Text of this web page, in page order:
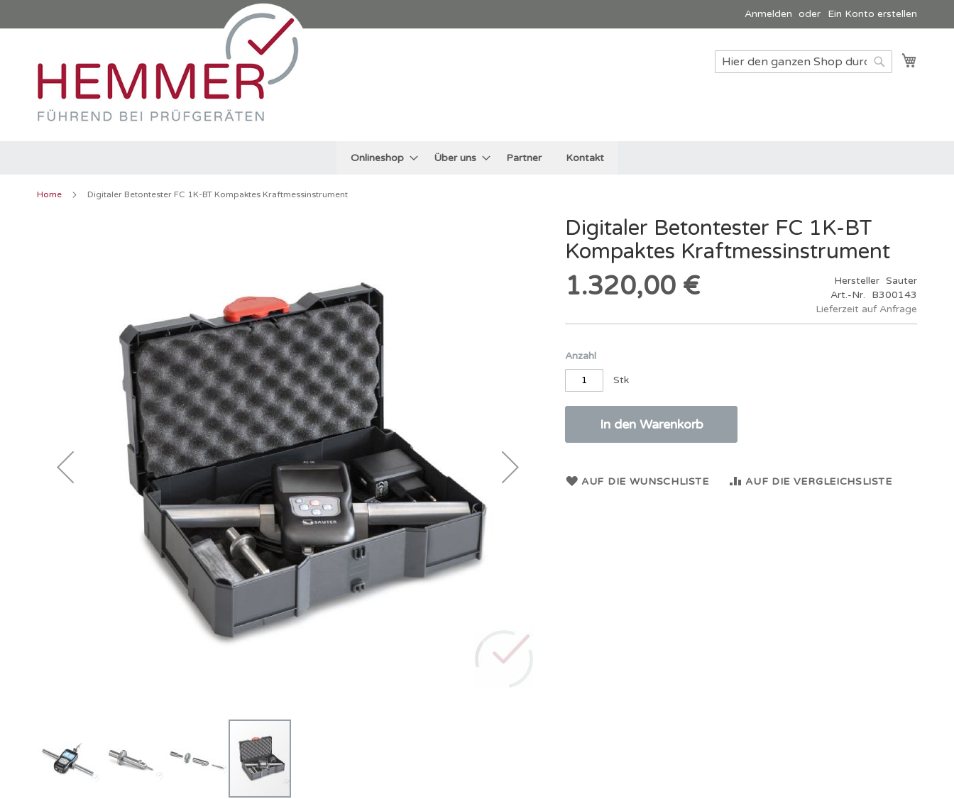
zum
Anmelden Ein Konto erstellen
Suche
Onlineshop Über uns Partner Kontakt
Home Digitaler Betontester FC 1K-BT Kompaktes Kraftmessinstrument
Digitaler Betontester FC 1K-BT
Kompaktes Kraftmessinstrument
1.320,00 € Hersteller Sauter
Art.-Nr.
B300143
Lieferzeit auf Anfrage
Anzahl
Stk
In den Warenkorb
AUF DIE WUNSCHLISTE AUF DIE VERGLEICHSLISTE